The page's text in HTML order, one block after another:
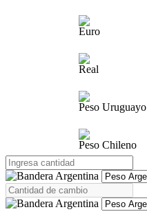
Euro
Real
Peso Uruguayo
Peso Chileno